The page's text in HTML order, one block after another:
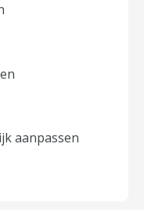
aanpassen